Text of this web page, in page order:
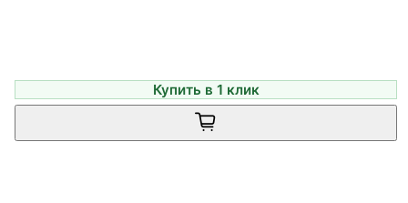
Купить в 1 клик